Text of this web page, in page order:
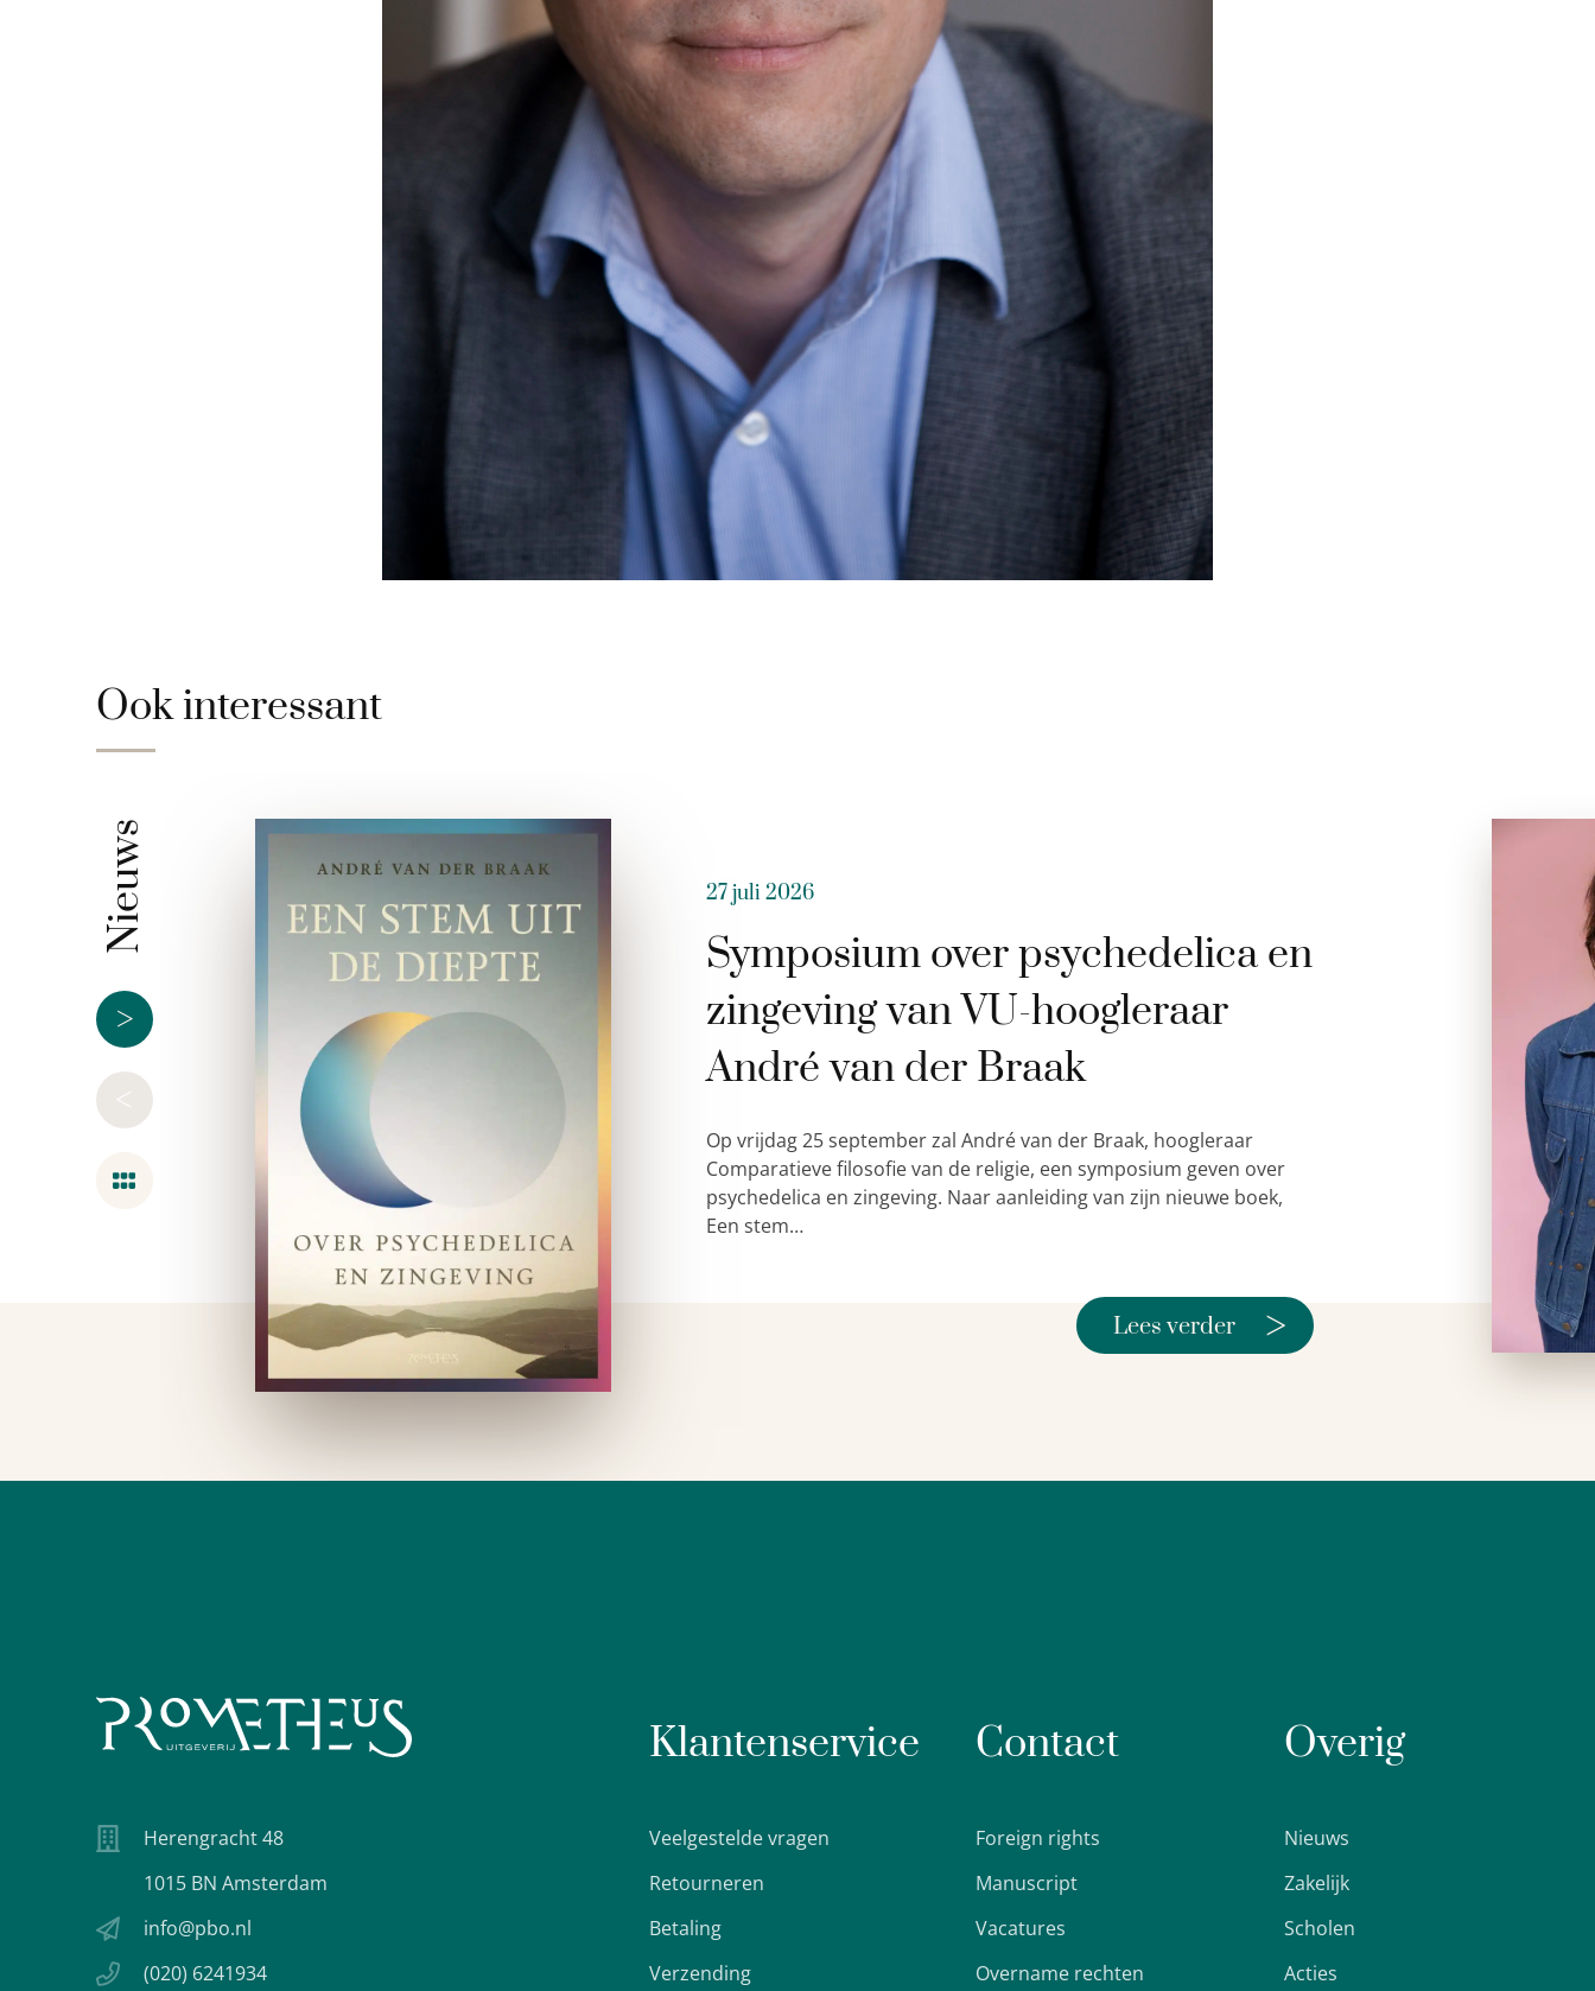
Ook interessant
Nieuws
>
<
27 juli 2026
Symposium over psychedelica en
zingeving van VU-hoogleraar
André van der Braak
Op vrijdag 25 september zal André van der Braak, hoogleraar
Comparatieve filosofie van de religie, een symposium geven over
psychedelica en zingeving. Naar aanleiding van zijn nieuwe boek,
Een stem…
Lees verder >
Herengracht 48
1015 BN Amsterdam
info@pbo.nl
(020) 6241934
Klantenservice
Veelgestelde vragen
Retourneren
Betaling
Verzending
Contact
Foreign rights
Manuscript
Vacatures
Overname rechten
Overig
Nieuws
Zakelijk
Scholen
Acties